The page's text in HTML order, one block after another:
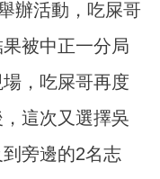
辦活動，吃屎哥
被中正一分局
，吃屎哥再度
這次又選擇吳
旁邊的2名志